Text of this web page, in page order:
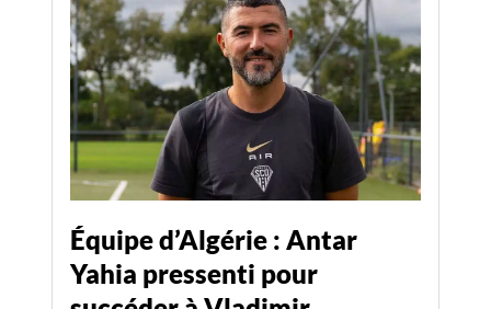
Équipe d’Algérie : Antar
Yahia pressenti pour